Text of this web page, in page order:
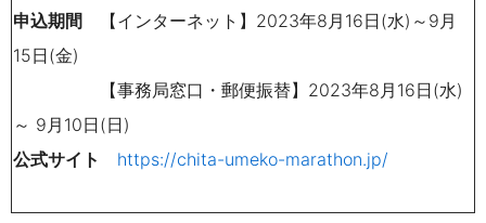
申込期間 【インターネット】 2023年8月16日(水)～9月
15日(金)
【事務局窓口・郵便振替】2023年8月16日(水)
～ 9月10日(日)
公式サイト https://chita-umeko-marathon.jp/